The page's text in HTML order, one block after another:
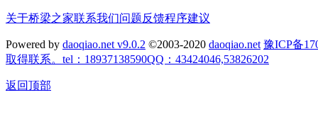
关于桥梁之家联系我们问题反馈程序建议
Powered by daoqiao.net v9.0.2 ©2003-2020 daoqiao.net 豫ICP备
取得联系。tel：18937138590QQ：43424046,53826202
返回顶部